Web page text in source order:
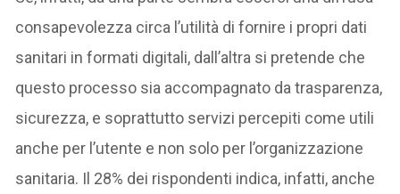
consapevolezza circa l’utilità di fornire i propri dati
sanitari in formati digitali, dall’altra si pretende che
questo processo sia accompagnato da trasparenza,
sicurezza, e soprattutto servizi percepiti come utili
anche per l’utente e non solo per l’organizzazione
sanitaria. Il 28% dei rispondenti indica, infatti, anche